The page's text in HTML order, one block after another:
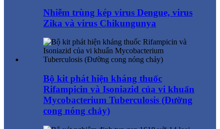
Nhiễm trùng kép virus Dengue, virus
Zika và virus Chikungunya
Bộ kit phát hiện kháng thuốc
Rifampicin và Isoniazid của vi khuẩn
Mycobacterium Tuberculosis (Đường
cong nóng chảy)